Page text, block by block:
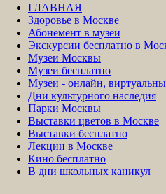
ГЛАВНАЯ
Здоровье в Москве
Абонемент в музеи
Экскурсии бесплатно в
Музеи Москвы
Музеи бесплатно
Музеи - онлайн,
Дни культурного наследия
Парки Москвы
Выставки цветов в Москве
Выставки бесплатно
Лекции в Москве
Кино бесплатно
В дни школьных каникул